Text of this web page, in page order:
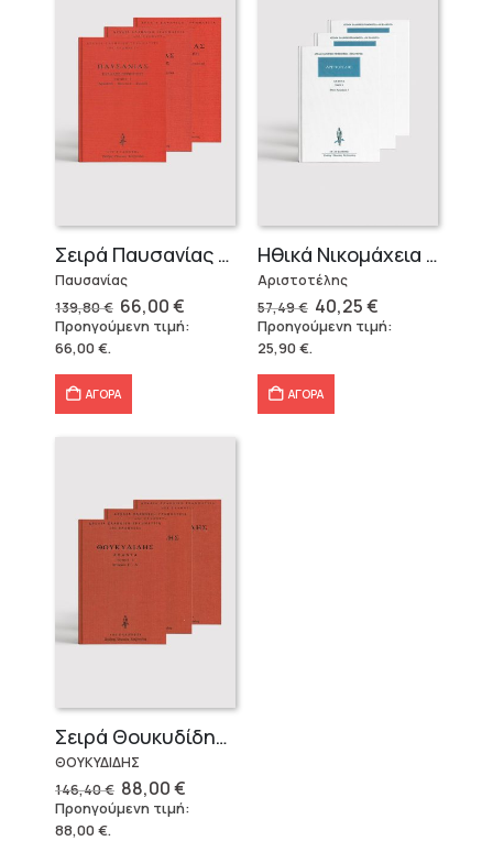
Σειρά Παυσανίας – Δεμένο (3 τόμοι)
Παυσανίας
139,80€ Original
price
was:
66,00€Η
τρέχουσα
τιμή
Προηγούμενη τιμή:
66,00€.
ΑΓΟΡΑ
Ηθικά Νικομάχεια (3 τόμοι)
Αριστοτέλης
57,49€ Original
price
was:
40,25€Η
τρέχουσα
τιμή
Προηγούμενη τιμή:
25,90€.
ΑΓΟΡΑ
Σειρά Θουκυδίδης – Δεμένο (4 τόμοι)
ΘΟΥΚΥΔΙΔΗΣ
146,40€ Original
price
was:
88,00€Η
τρέχουσα
τιμή
Προηγούμενη τιμή:
88,00€.